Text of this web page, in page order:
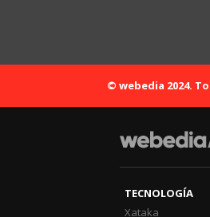
© webedia 2024.
TECNOLOGÍA
Xataka